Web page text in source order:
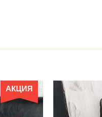
АКЦИЯ